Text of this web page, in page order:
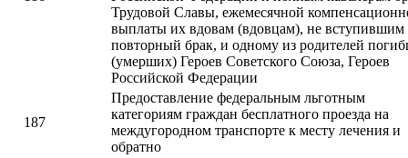
Трудовой Славы, ежемесячной
выплаты их вдовам (вдовцам), не вступившим
повторный брак, и одному из родителей
(умерших) Героев Советского Союза, Героев
Российской Федерации
187
Предоставление федеральным льготным
категориям граждан бесплатного проезда на
междугородном транспорте к месту лечения и
обратно